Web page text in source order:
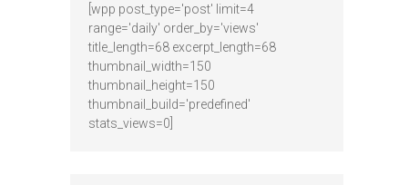
[wpp post_type='post' limit=4
range='daily' order_by='views'
title_length=68 excerpt_length=68
thumbnail_width=150
thumbnail_height=150
thumbnail_build='predefined'
stats_views=0]